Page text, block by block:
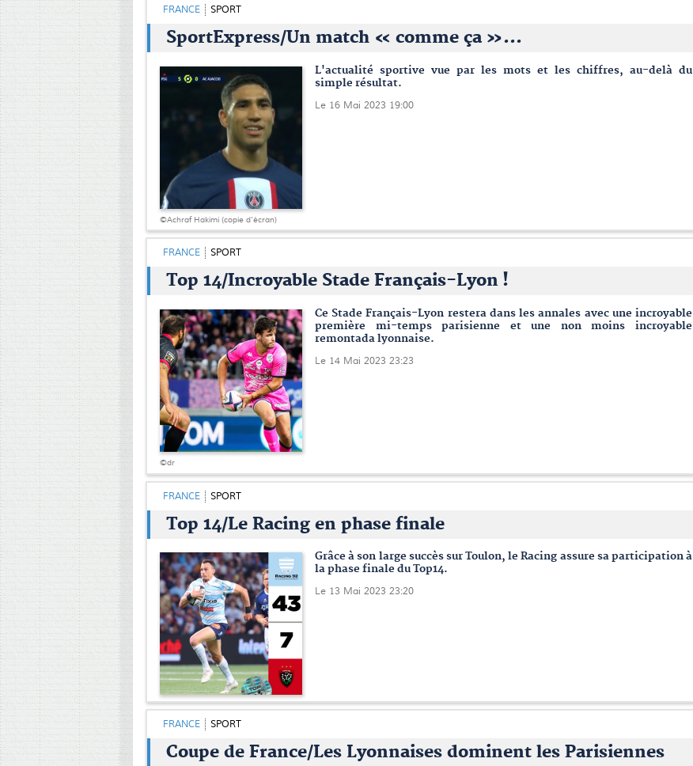
FRANCE SPORT
SportExpress/Un match « comme ça »...
©Achraf Hakimi (copie d'écran)
L'actualité sportive vue par les mots et les chiffres, au-delà du
simple résultat.
Le 16 Mai 2023 19:00
FRANCE SPORT
Top 14/Incroyable Stade Français-Lyon !
©dr
Ce Stade Français-Lyon restera dans les annales avec une incroyable
première mi-temps parisienne et une non moins incroyable
remontada lyonnaise.
Le 14 Mai 2023 23:23
FRANCE SPORT
Top 14/Le Racing en phase finale
Grâce à son large succès sur Toulon, le Racing assure sa participation à
la phase finale du Top14.
Le 13 Mai 2023 23:20
FRANCE SPORT
Coupe de France/Les Lyonnaises dominent les Parisiennes